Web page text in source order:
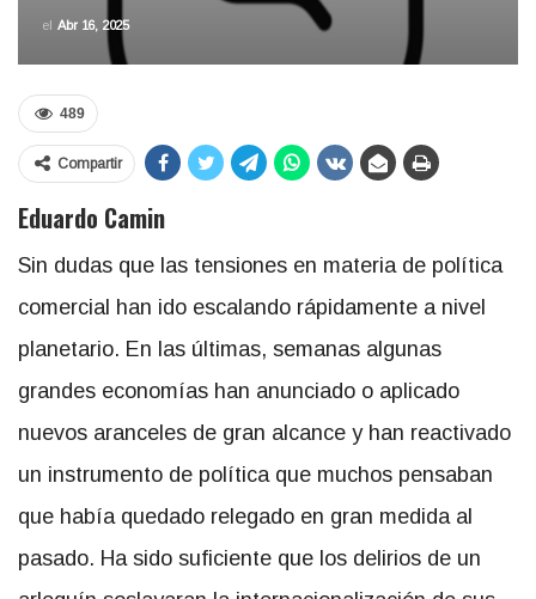
el Abr 16, 2025
489
Compartir
Eduardo Camin
Sin dudas que las tensiones en materia de política
comercial han ido escalando rápidamente a nivel
planetario. En las últimas, semanas algunas
grandes economías han anunciado o aplicado
nuevos aranceles de gran alcance y han reactivado
un instrumento de política que muchos pensaban
que había quedado relegado en gran medida al
pasado. Ha sido suficiente que los delirios de un